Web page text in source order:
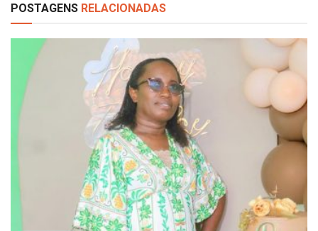
POSTAGENS RELACIONADAS